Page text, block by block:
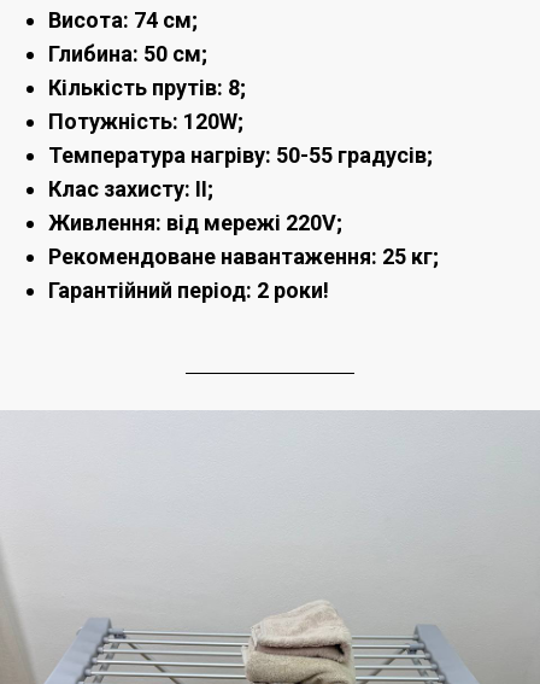
Висота: 74 см;
Глибина: 50 см;
Кількість прутів: 8;
Потужність: 120W;
Температура нагріву: 50-55 градусів;
Клас захисту: ІІ;
Живлення: від мережі 220V;
Рекомендоване навантаження: 25 кг;
Гарантійний період: 2 роки!